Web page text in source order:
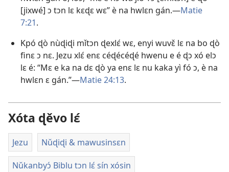
[jixwé] ɔ tɔn lɛ kɛɖɛ wɛ” è na hwlɛn gán.—Matie
7:21.
Kpó ɖò nùɖiɖi mǐtɔn ɖexlɛ́ wɛ, enyi wuvɛ̌ lɛ na bo ɖò
finɛ ɔ nɛ. Jezu xlɛ́ enɛ céɖécéɖé hwenu e é ɖɔ xó elɔ
lɛ é: “Mɛ e ka na dɛ ɖò ya enɛ lɛ nu kaka yì fó ɔ, è na
hwlɛn ɛ gán.”—Matie 24:13.
Xóta ɖěvo lɛ́
Jezu Nǔɖiɖi & mawusinsɛn
Nǔkanbyɔ́ Biblu tɔn lɛ́ sín xósin